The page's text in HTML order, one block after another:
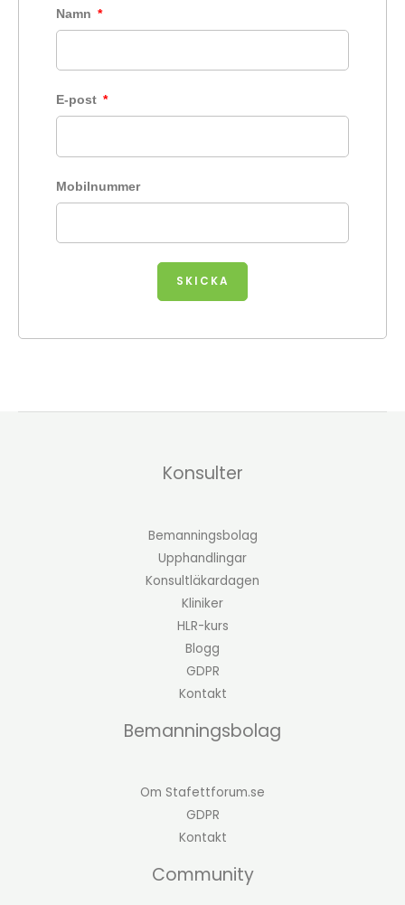
Namn
E-post
Mobilnummer
SKICKA
Konsulter
Bemanningsbolag
Upphandlingar
Konsultläkardagen
Kliniker
HLR-kurs
Blogg
GDPR
Kontakt
Bemanningsbolag
Om Stafettforum.se
GDPR
Kontakt
Community